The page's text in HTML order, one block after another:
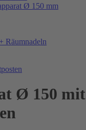
Ø 150 mm
Räumnadeln
Ø 150 mit